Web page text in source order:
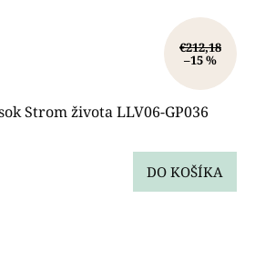
€212,18
–15 %
Strom života LLV06-GP036
DO KOŠÍKA